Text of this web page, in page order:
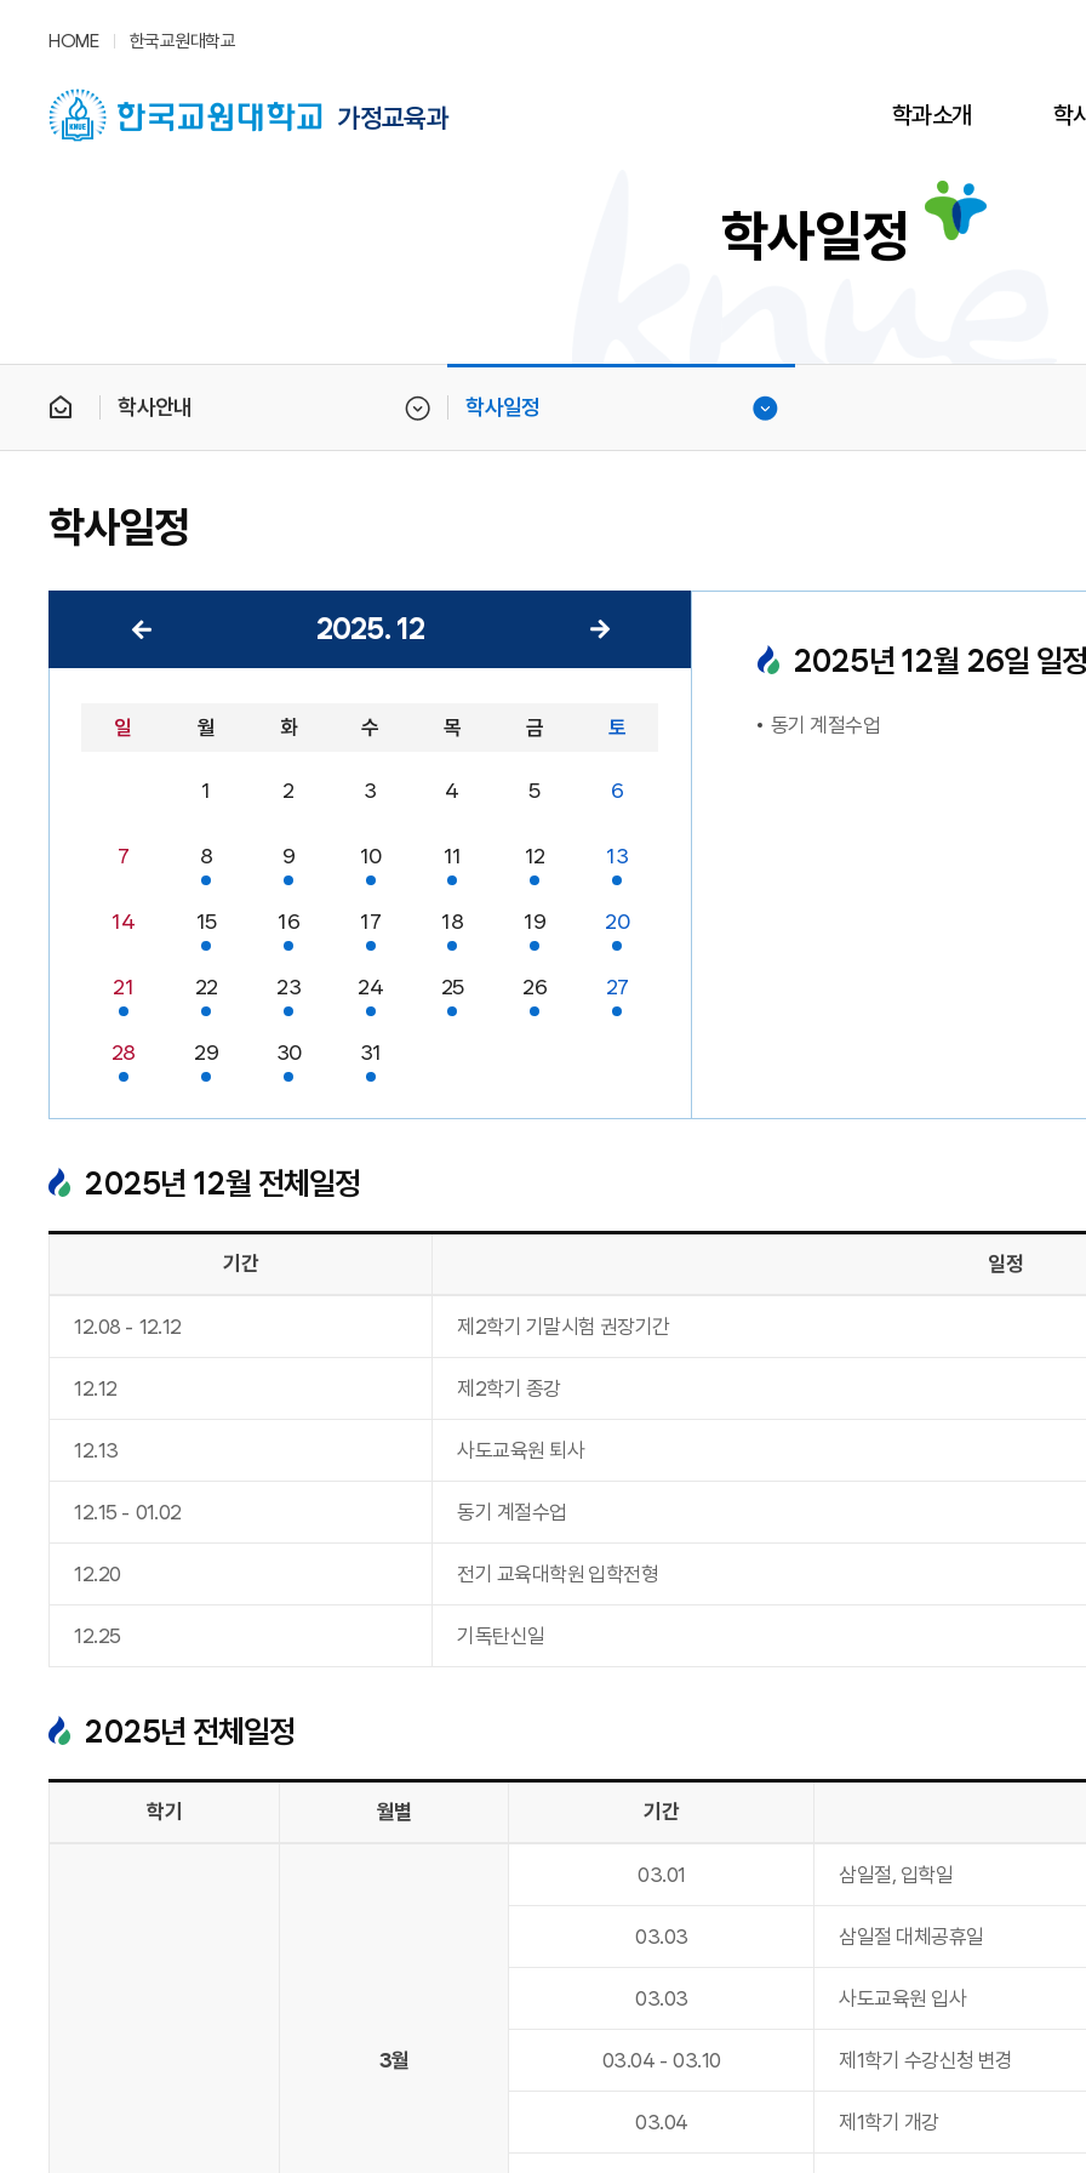
HOME 한국교원대학교
가정교육과 학과소개 학
학사일정
학사안내 학사일정
학사일정
2025. 12
일 월 화 수 목 금 토
1 2 3 4 5 6
7 8 9 10 11 12 13
14 15 16 17 18 19 20
21 22 23 24 25 26 27
28 29 30 31
2025년 12월 26일 일
동기 계절수업
2025년 12월 전체일정
기간 일정
12.08 - 12.12 제2학기 기말시험 권장기간
12.12 제2학기 종강
12.13 사도교육원 퇴사
12.15 - 01.02 동기 계절수업
12.20 전기 교육대학원 입학전형
12.25 기독탄신일
2025년 전체일정
학기 월별 기간
3월
03.01 삼일절, 입학일
03.03 삼일절 대체공휴일
03.03 사도교육원 입사
03.04 - 03.10 제1학기 수강신청 변경
03.04 제1학기 개강